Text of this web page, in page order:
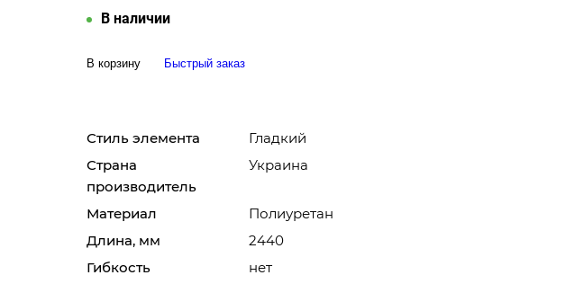
В наличии
В корзину Быстрый заказ
Стиль элемента
Гладкий
Страна
производитель
Украина
Материал
Полиуретан
Длина, мм
2440
Гибкость
нет